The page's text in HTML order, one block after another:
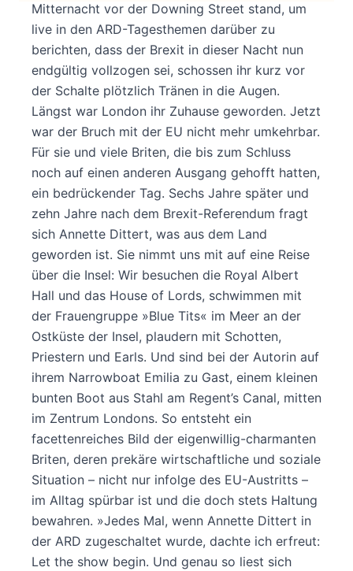
Mitternacht vor der Downing Street stand, um
live in den ARD-Tagesthemen darüber zu
berichten, dass der Brexit in dieser Nacht nun
endgültig vollzogen sei, schossen ihr kurz vor
der Schalte plötzlich Tränen in die Augen.
Längst war London ihr Zuhause geworden. Jetzt
war der Bruch mit der EU nicht mehr umkehrbar.
Für sie und viele Briten, die bis zum Schluss
noch auf einen anderen Ausgang gehofft hatten,
ein bedrückender Tag. Sechs Jahre später und
zehn Jahre nach dem Brexit-Referendum fragt
sich Annette Dittert, was aus dem Land
geworden ist. Sie nimmt uns mit auf eine Reise
über die Insel: Wir besuchen die Royal Albert
Hall und das House of Lords, schwimmen mit
der Frauengruppe »Blue Tits« im Meer an der
Ostküste der Insel, plaudern mit Schotten,
Priestern und Earls. Und sind bei der Autorin auf
ihrem Narrowboat Emilia zu Gast, einem kleinen
bunten Boot aus Stahl am Regent’s Canal, mitten
im Zentrum Londons. So entsteht ein
facettenreiches Bild der eigenwillig-charmanten
Briten, deren prekäre wirtschaftliche und soziale
Situation – nicht nur infolge des EU-Austritts –
im Alltag spürbar ist und die doch stets Haltung
bewahren. »Jedes Mal, wenn Annette Dittert in
der ARD zugeschaltet wurde, dachte ich erfreut:
Let the show begin. Und genau so liest sich